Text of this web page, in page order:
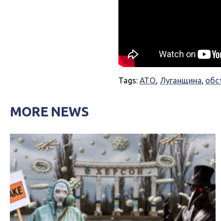
Tags: АТО, Луганщина,
MORE NEWS